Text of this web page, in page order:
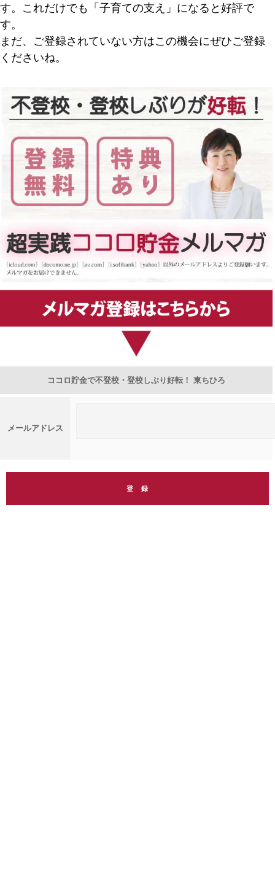
す。これだけでも「子育ての支え」になると好評で
す。
まだ、ご登録されていない方はこの機会にぜひご登録
くださいね。
ココロ貯金で不登校・登校しぶり好転！ 東ちひろ
メールアドレス